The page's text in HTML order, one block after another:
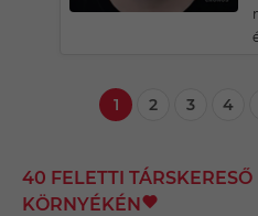
1 2 3 4
40 FELETTI
KÖRNYÉKÉN